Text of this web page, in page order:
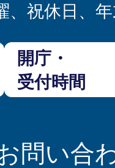
、祝休日、
開庁・
受付時間
問い合